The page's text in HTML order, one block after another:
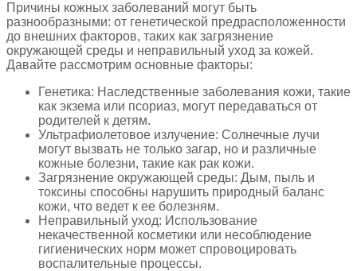
Причины кожных заболеваний могут быть
разнообразными: от генетической предрасположенности
до внешних факторов, таких как загрязнение
окружающей среды и неправильный уход за кожей.
Давайте рассмотрим основные факторы:
Генетика: Наследственные заболевания кожи, такие
как экзема или псориаз, могут передаваться от
родителей к детям.
Ультрафиолетовое излучение: Солнечные лучи
могут вызвать не только загар, но и различные
кожные болезни, такие как рак кожи.
Загрязнение окружающей среды: Дым, пыль и
токсины способны нарушить природный баланс
кожи, что ведет к ее болезням.
Неправильный уход: Использование
некачественной косметики или несоблюдение
гигиенических норм может спровоцировать
воспалительные процессы.